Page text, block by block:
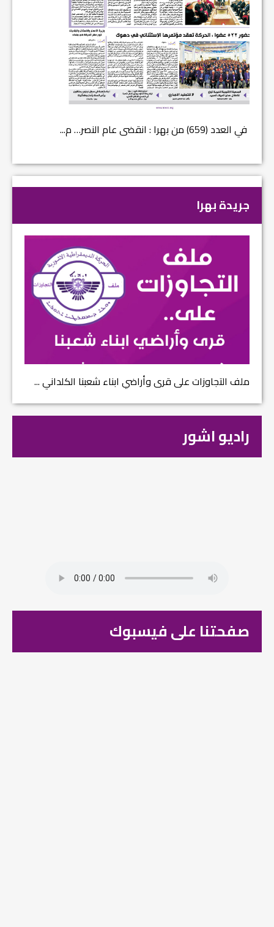
في العدد (659) من بهرا : انقضى عام النصر… م...
جريدة بهرا
ملف التجاوزات على قرى وأراضي ابناء شعبنا الكلداني ...
راديو اشور
صفحتنا على فيسبوك